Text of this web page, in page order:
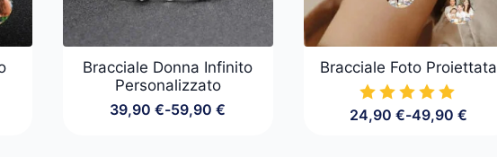
Bracciale Donna Infinito
Personalizzato
39,90€-59,90€
Fascia
Bracciale Foto Proiettata
24,90€-49,90€
Fascia